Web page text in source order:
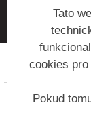
Prohlášení
Copyright
Tato
cookies pro
Pokud